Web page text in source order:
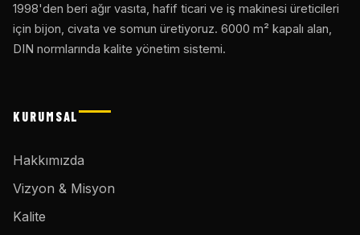
1998'den beri ağır vasıta, hafif ticari ve iş makinesi üreticileri
için bijon, civata ve somun üretiyoruz. 6000 m² kapalı alan,
DIN normlarında kalite yönetim sistemi.
KURUMSAL
Hakkımızda
Vizyon & Misyon
Kalite